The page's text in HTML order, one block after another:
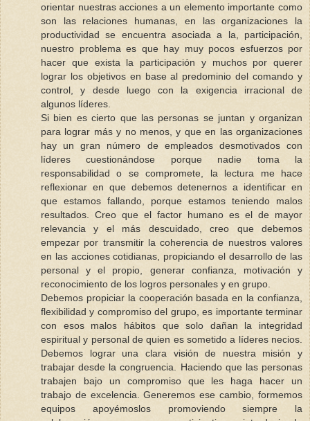
orientar nuestras acciones a un elemento importante como
son las relaciones humanas, en las organizaciones la
productividad se encuentra asociada a la, participación,
nuestro problema es que hay muy pocos esfuerzos por
hacer que exista la participación y muchos por querer
lograr los objetivos en base al predominio del comando y
control, y desde luego con la exigencia irracional de
algunos líderes.
Si bien es cierto que las personas se juntan y organizan
para lograr más y no menos, y que en las organizaciones
hay un gran número de empleados desmotivados con
líderes cuestionándose porque nadie toma la
responsabilidad o se compromete, la lectura me hace
reflexionar en que debemos detenernos a identificar en
que estamos fallando, porque estamos teniendo malos
resultados. Creo que el factor humano es el de mayor
relevancia y el más descuidado, creo que debemos
empezar por transmitir la coherencia de nuestros valores
en las acciones cotidianas, propiciando el desarrollo de las
personal y el propio, generar confianza, motivación y
reconocimiento de los logros personales y en grupo.
Debemos propiciar la cooperación basada en la confianza,
flexibilidad y compromiso del grupo, es importante terminar
con esos malos hábitos que solo dañan la integridad
espiritual y personal de quien es sometido a líderes necios.
Debemos lograr una clara visión de nuestra misión y
trabajar desde la congruencia. Haciendo que las personas
trabajen bajo un compromiso que les haga hacer un
trabajo de excelencia. Generemos ese cambio, formemos
equipos apoyémoslos promoviendo siempre la